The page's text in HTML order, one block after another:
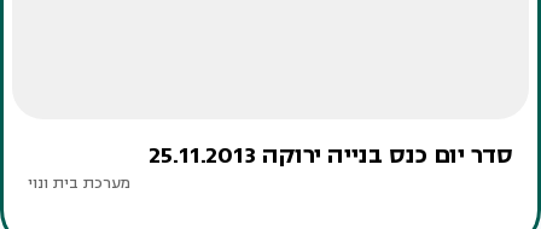
סדר יום כנס בנייה ירוקה 25.11.2013
מערכת בית ונוי